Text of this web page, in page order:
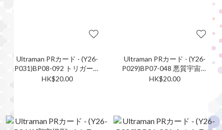
Ultraman PRカード - (Y26-
P031)BP08-092 トリガーダ
ーク R
HK$20.00
Ultraman PRカード - (Y26-
P029)BP07-048 悪質宇宙人
メフィラス星人 U
HK$20.00